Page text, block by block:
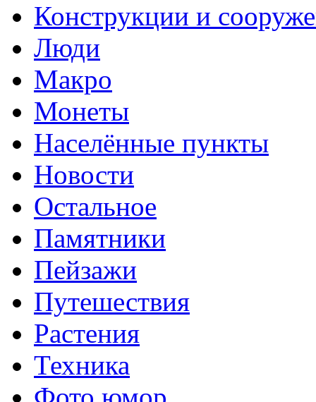
Конструкции и
Люди
Макро
Монеты
Населённые пункты
Новости
Остальное
Памятники
Пейзажи
Путешествия
Растения
Техника